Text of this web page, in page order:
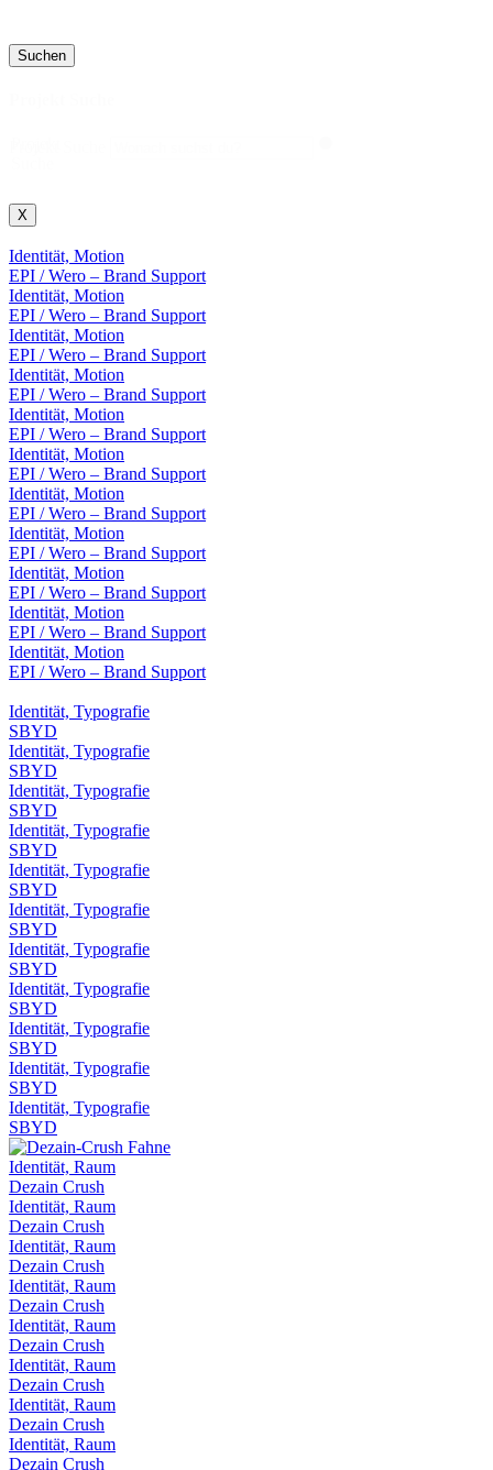
Suchen
X
Identität, Motion
EPI / Wero – Brand Support
Identität, Motion
EPI / Wero – Brand Support
Identität, Motion
EPI / Wero – Brand Support
Identität, Motion
EPI / Wero – Brand Support
Identität, Motion
EPI / Wero – Brand Support
Identität, Motion
EPI / Wero – Brand Support
Identität, Motion
EPI / Wero – Brand Support
Identität, Motion
EPI / Wero – Brand Support
Identität, Motion
EPI / Wero – Brand Support
Identität, Motion
EPI / Wero – Brand Support
Identität, Motion
EPI / Wero – Brand Support
Identität, Typografie
SBYD
Identität, Typografie
SBYD
Identität, Typografie
SBYD
Identität, Typografie
SBYD
Identität, Typografie
SBYD
Identität, Typografie
SBYD
Identität, Typografie
SBYD
Identität, Typografie
SBYD
Identität, Typografie
SBYD
Identität, Typografie
SBYD
Identität, Typografie
SBYD
Identität, Raum
Dezain Crush
Identität, Raum
Dezain Crush
Identität, Raum
Dezain Crush
Identität, Raum
Dezain Crush
Identität, Raum
Dezain Crush
Identität, Raum
Dezain Crush
Identität, Raum
Dezain Crush
Identität, Raum
Dezain Crush